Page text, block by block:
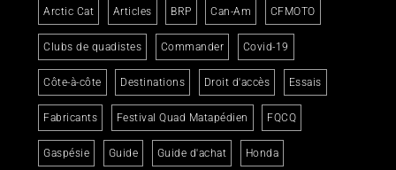
Arctic Cat Articles BRP Can-Am CFMOTO
Clubs de quadistes Commander Covid-19
Côte-à-côte Destinations Droit d'accès Essais
Fabricants Festival Quad Matapédien FQCQ
Gaspésie Guide Guide d'achat Honda